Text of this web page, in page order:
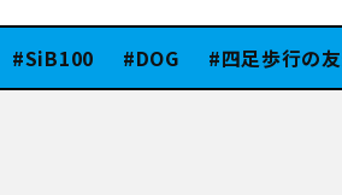
SiB100 DOG 四足歩行の友達